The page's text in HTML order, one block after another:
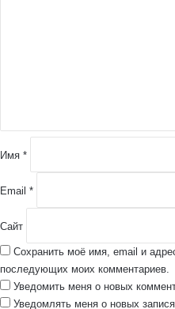
и
й
Имя *
Email *
Сайт
Сохранить моё имя, email и
последующих моих комментариев.
Уведомить меня о новых
Уведомлять меня о новых